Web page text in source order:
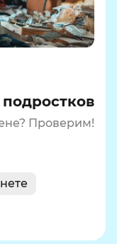
Проверим!